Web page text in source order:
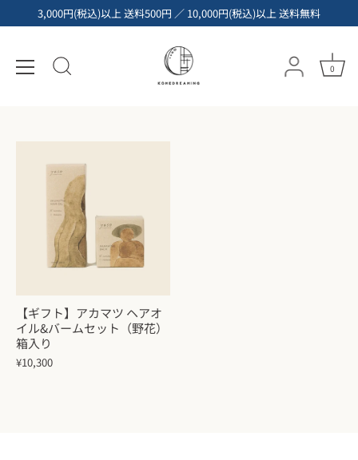
ン
3,000円(税込)以上 送料500円 ／ 10,000円(税込)以上 送料無料
0
10,000円～
【ギフト】アカマツ ヘアオ
イル&バームセット（野花）
箱入り
¥10,300